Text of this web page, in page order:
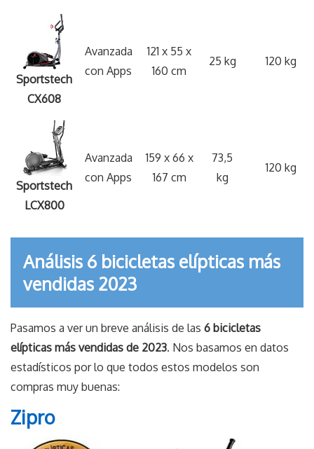
Sportstech
CX608
Avanzada
con Apps
121 x 55 x
160 cm
25 kg 120 kg
Sportstech
LCX800
Avanzada
con Apps
159 x 66 x
167 cm
73,5
kg
120 kg
Análisis 6 bicicletas elípticas más
vendidas 2023
Pasamos a ver un breve análisis de las 6 bicicletas
elípticas más vendidas de 2023. Nos basamos en datos
estadísticos por lo que todos estos modelos son
compras muy buenas:
Zipro